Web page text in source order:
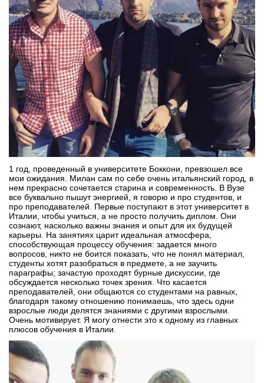
1 год, проведенный в университете Боккони, превзошел все
мои ожидания. Милан сам по себе очень итальянский город, в
нем прекрасно сочетается старина и современность. В Вузе
все буквально пышут энергией, я говорю и про студентов, и
про преподавателей. Первые поступают в этот университет в
Италии, чтобы учиться, а не просто получить диплом. Они
сознают, насколько важны знания и опыт для их будущей
карьеры. На занятиях царит идеальная атмосфера,
способствующая процессу обучения: задается много
вопросов, никто не боится показать, что не понял материал,
студенты хотят разобраться в предмете, а не заучить
параграфы; зачастую проходят бурные дискуссии, где
обсуждается несколько точек зрения. Что касается
преподавателей, они общаются со студентами на равных,
благодаря такому отношению понимаешь, что здесь одни
взрослые люди делятся знаниями с другими взрослыми.
Очень мотивирует. Я могу отнести это к одному из главных
плюсов обучения в Италии.